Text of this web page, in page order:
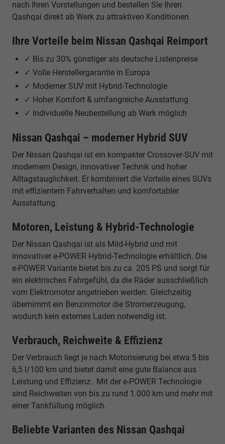
nach Ihren Vorstellungen und bestellen Sie Ihren
Qashqai direkt ab Werk zu attraktiven Konditionen.
Ihre Vorteile beim Nissan Qashqai Reimport
✓ Bis zu 30% günstiger als deutsche Listenpreise
✓ Volle Herstellergarantie in Europa
✓ Moderner SUV mit Hybrid-Technologie
✓ Hoher Komfort & umfangreiche Ausstattung
✓ Individuelle Neubestellung ab Werk möglich
Nissan Qashqai – moderner Hybrid SUV
Der Nissan Qashqai ist ein kompakter Crossover-SUV mit
modernem Design, innovativer Technik und hoher
Alltagstauglichkeit. Er kombiniert die Vorteile eines SUVs
mit effizientem Fahrverhalten und komfortabler
Ausstattung.
Motoren, Leistung & Hybrid-Technologie
Der Nissan Qashqai ist als Mild-Hybrid und mit
innovativer e-POWER Hybrid-Technologie erhältlich. Die
e-POWER Variante bietet bis zu ca. 205 PS und sorgt für
ein elektrisches Fahrgefühl, da die Räder ausschließlich
vom Elektromotor angetrieben werden. Gleichzeitig
übernimmt ein Benzinmotor die Stromerzeugung,
wodurch kein externes Laden notwendig ist.
Verbrauch, Reichweite & Effizienz
Der Verbrauch liegt je nach Motorisierung bei etwa 5 bis
6,5 l/100 km und bietet damit eine gute Balance aus
Leistung und Effizienz. Mit der e-POWER Technologie
sind Reichweiten von bis zu rund 1.000 km und mehr mit
einer Tankfüllung möglich.
Beliebte Varianten des Nissan Qashqai